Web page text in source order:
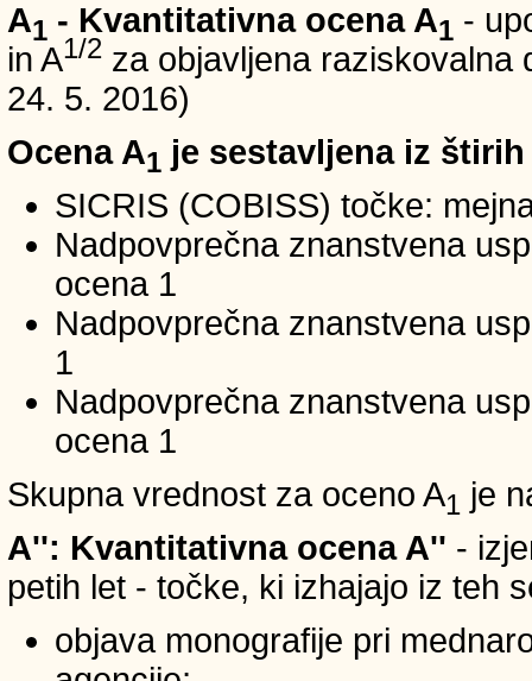
A1 - Kvantitativna ocena A1 -
in A1/2 za objavljena raziskovalna
24. 5. 2016)
Ocena A1 je sestavljena iz
SICRIS (COBISS) točke:
Nadpovprečna znanstvena
ocena 1
Nadpovprečna znanstvena
1
Nadpovprečna znanstvena
ocena 1
Skupna vrednost za oceno A1 je
A'': Kvantitativna ocena A'' -
petih let - točke, ki izhajajo iz teh
objava monografije pri